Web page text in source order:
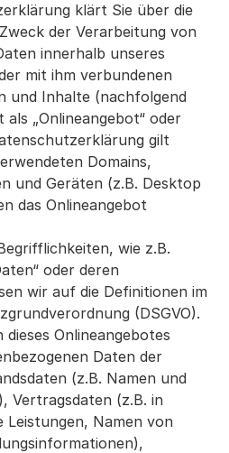
klärt Sie über die
der Verarbeitung von
innerhalb unseres
mit ihm verbundenen
und Inhalte (nachfolgend
als „Onlineangebot“ oder
gilt
Domains,
und Geräten (z.B. Desktop
das Onlineangebot
wie z.B.
oder deren
wir auf die Definitionen im
(DSGVO).
dieses Onlineangebotes
Daten der
(z.B. Namen und
Vertragsdaten (z.B. in
Leistungen, Namen von